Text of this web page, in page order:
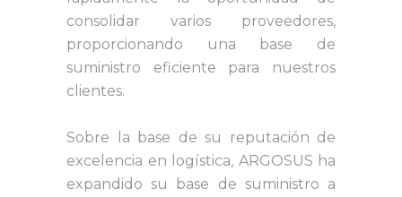
consolidar varios proveedores,
proporcionando una base de
suministro eficiente para nuestros
clientes.
Sobre la base de su reputación de
excelencia en logística, ARGOSUS ha
expandido su base de suministro a